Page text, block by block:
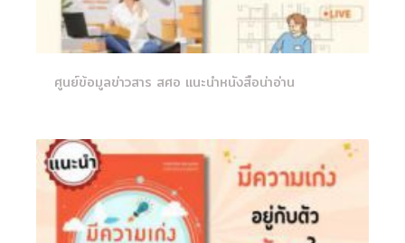
ศูนย์ข้อมูลข่าวสาร สศอ แนะนำหนังสือน่าอ่าน